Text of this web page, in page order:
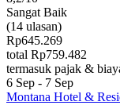
Sangat Baik
(14 ulasan)
Rp645.269
total Rp759.482
termasuk pajak &
6 Sep - 7 Sep
Montana Hotel &